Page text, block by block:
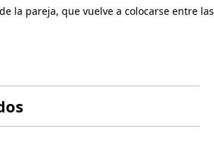
la pareja, que vuelve a colocarse entre las